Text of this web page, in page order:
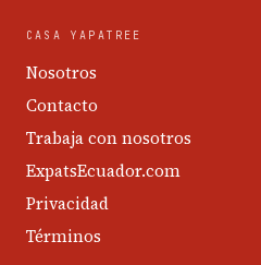
CASA YAPATREE
Nosotros
Contacto
Trabaja con nosotros
ExpatsEcuador.com
Privacidad
Términos